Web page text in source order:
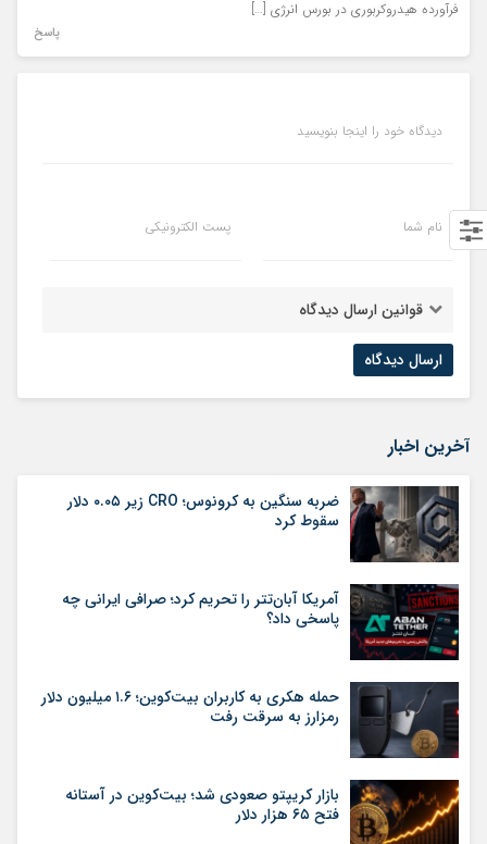
فرآورده هیدروکربوری در بورس انرژی […]
پاسخ
دیدگاه خود را اینجا بنویسید
نام شما پست الکترونیکی
قوانین ارسال دیدگاه
آخرین اخبار
ضربه سنگین به کرونوس؛ CRO زیر ۰.۰۵ دلار
سقوط کرد
آمریکا آبان‌تتر را تحریم کرد؛ صرافی ایرانی چه
پاسخی داد؟
حمله هکری به کاربران بیت‌کوین؛ ۱.۶ میلیون دلار
رمزارز به سرقت رفت
بازار کریپتو صعودی شد؛ بیت‌کوین در آستانه
فتح ۶۵ هزار دلار